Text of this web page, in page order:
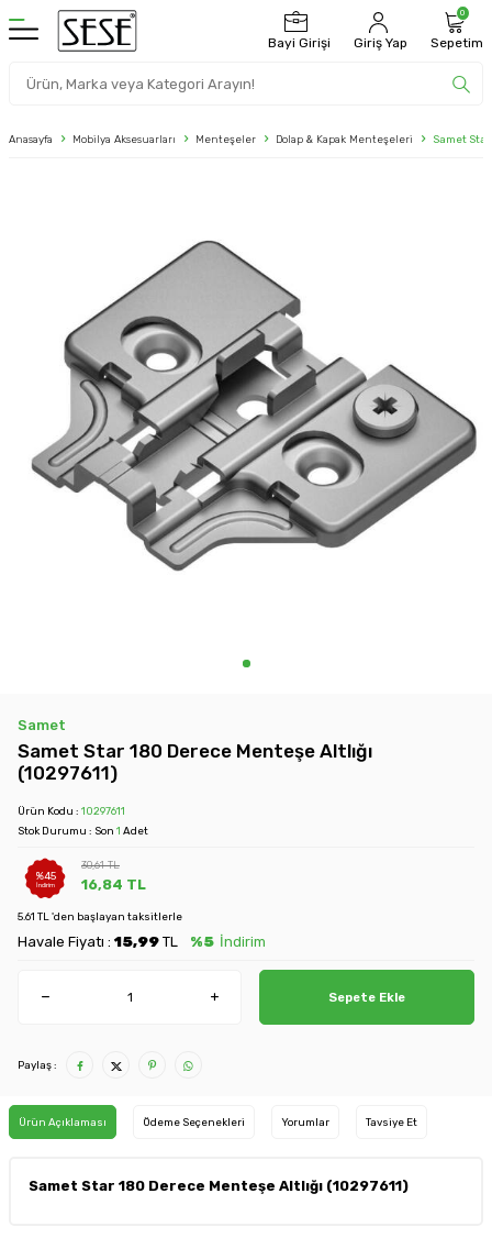
Bayi Girişi Giriş Yap
0
Sepetim
Anasayfa Mobilya Aksesuarları Menteşeler Dolap & Kapak Menteşeleri Samet Star
Samet
Samet Star 180 Derece Menteşe Altlığı
(10297611)
Ürün Kodu : 10297611
Stok Durumu : Son 1 Adet
%45
İndirim
30,61TL
16,84 TL
5.61 TL 'den başlayan taksitlerle
Havale Fiyatı : 15,99 TL %5 İndirim
Sepete Ekle
Paylaş :
Ürün Açıklaması Ödeme Seçenekleri Yorumlar Tavsiye Et
Samet Star 180 Derece Menteşe Altlığı (10297611)